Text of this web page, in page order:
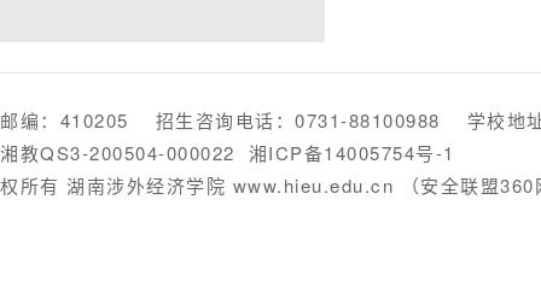
邮编：410205 招生咨询电话：0731-88100988 学校地址
湘教QS3-200504-000022 湘ICP备14005754号-1
权所有 湖南涉外经济学院 www.hieu.edu.cn （安全联盟360